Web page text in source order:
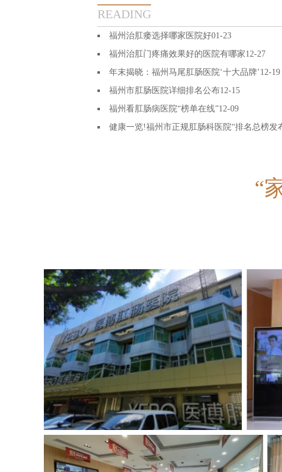
READING
福州治肛瘘选择哪家医院好01-23
福州治肛门疼痛效果好的医院有哪家12-27
年末揭晓：福州马尾肛肠医院‘十大品牌’12-19
福州市肛肠医院详细排名公布12-15
福州看肛肠病医院“榜单在线”12-09
健康一览!福州市正规肛肠科医院“排名总榜发
“